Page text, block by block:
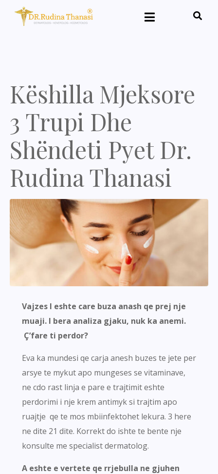
Këshilla Mjeksore
3 Trupi Dhe
Shëndeti Pyet Dr.
Rudina Thanasi
Vajzes I eshte care buza anash qe prej nje
muaji. I bera analiza gjaku, nuk ka anemi.
Ç’fare ti perdor?
Eva ka mundesi qe carja anesh buzes te jete per
arsye te mykut apo mungeses se vitaminave,
ne cdo rast linja e pare e trajtimit eshte
perdorimi i nje krem antimyk si trajtim apo
ruajtje qe te mos mbiinfektohet lekura. 3 here
ne dite 21 dite. Korrekt do ishte te bente nje
konsulte me specialist dermatolog.
A eshte e vertete qe rrjebulla ne gjuhen